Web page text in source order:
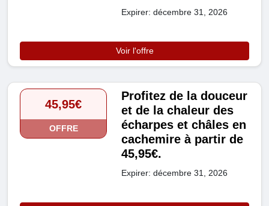
Expirer: décembre 31, 2026
Voir l'offre
45,95€
OFFRE
Profitez de la douceur
et de la chaleur des
écharpes et châles en
cachemire à partir de
45,95€.
Expirer: décembre 31, 2026